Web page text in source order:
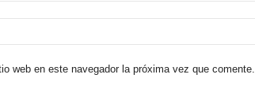
web en este navegador la próxima vez que comente.